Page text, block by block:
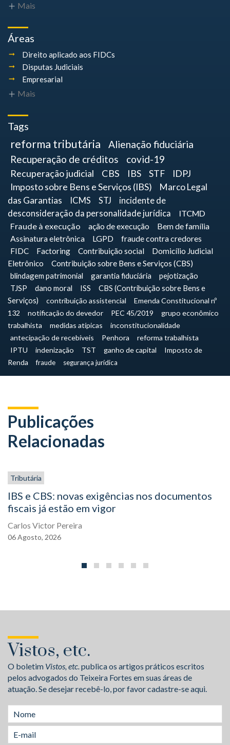
Mais
Áreas
Direito aplicado aos FIDCs
Disputas Judiciais
Empresarial
Mais
Tags
reforma tributária
Alienação fiduciária
Recuperação de créditos
covid-19
Recuperação judicial CBS IBS STF
IDPJ
Imposto sobre Bens e Serviços (IBS)
Marco Legal
das Garantias
ICMS STJ
incidente de
desconsideração da personalidade jurídica
ITCMD
Fraude à execução
ação de execução
Bem de família
Assinatura eletrônica
LGPD fraude contra credores
FIDC Factoring Contribuição social
Domicílio Judicial
Eletrônico
Contribuição sobre Bens e Serviços (CBS)
blindagem patrimonial
garantia fiduciária
pejotização
TJSP
dano moral ISS
CBS (Contribuição sobre Bens e
Serviços)
contribuição assistencial
Emenda Constitucional nº
132
notificação do devedor PEC 45/2019
grupo econômico
trabalhista
medidas atípicas
inconstitucionalidade
antecipação de recebíveis
Penhora
reforma trabalhista
IPTU
indenização TST ganho de capital
Imposto de
Renda
fraude segurança jurídica
Publicações
Relacionadas
Tributária
IBS e CBS: novas exigências nos documentos
fiscais já estão em vigor
Carlos Victor Pereira
06Agosto, 2026
Vistos, etc.
O boletim Vistos, etc.publica os artigos práticos escritos
pelos advogados do Teixeira Fortes em suas áreas de
atuação. Se desejar recebê-lo, por favor cadastre-se aqui.